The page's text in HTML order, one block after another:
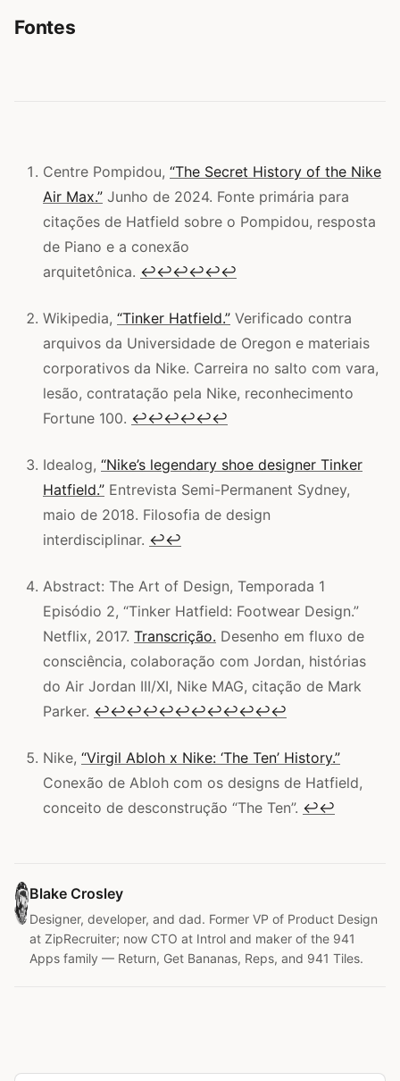
Fontes
Centre Pompidou, “The Secret History of the Nike
Air Max.” Junho de 2024. Fonte primária para
citações de Hatfield sobre o Pompidou, resposta
de Piano e a conexão
arquitetônica. ↩↩↩↩↩↩
Wikipedia, “Tinker Hatfield.” Verificado contra
arquivos da Universidade de Oregon e materiais
corporativos da Nike. Carreira no salto com vara,
lesão, contratação pela Nike, reconhecimento
Fortune 100. ↩↩↩↩↩↩
Idealog, “Nike’s legendary shoe designer Tinker
Hatfield.” Entrevista Semi-Permanent Sydney,
maio de 2018. Filosofia de design
interdisciplinar. ↩↩
Abstract: The Art of Design, Temporada 1
Episódio 2, “Tinker Hatfield: Footwear Design.”
Netflix, 2017. Transcrição. Desenho em fluxo de
consciência, colaboração com Jordan, histórias
do Air Jordan III/XI, Nike MAG, citação de Mark
Parker. ↩↩↩↩↩↩↩↩↩↩↩↩
Nike, “Virgil Abloh x Nike: ‘The Ten’ History.”
Conexão de Abloh com os designs de Hatfield,
conceito de desconstrução “The Ten”. ↩↩
Blake Crosley
Designer, developer, and dad. Former VP of Product Design
at ZipRecruiter; now CTO at Introl and maker of the 941
Apps family — Return, Get Bananas, Reps, and 941 Tiles.